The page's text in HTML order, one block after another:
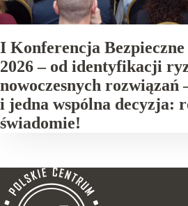
I Konferencja
2026 – od identyfikacji
nowoczesnych rozwiązań
i jedna wspólna decyzja:
świadomie!